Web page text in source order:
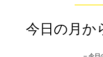
今日の月か